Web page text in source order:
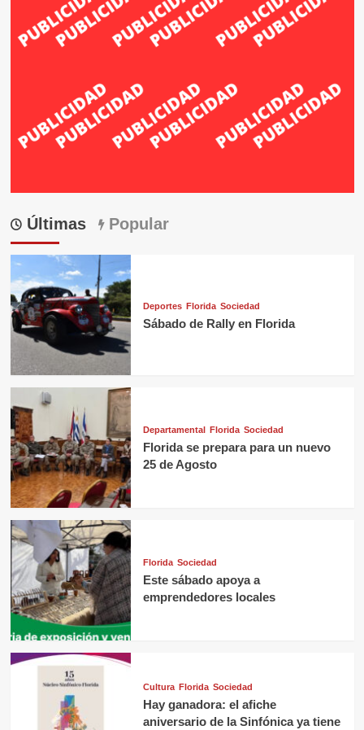
Últimas Popular
Deportes Florida Sociedad
Sábado de Rally en Florida
Departamental Florida Sociedad
Florida se prepara para un nuevo
25 de Agosto
Florida Sociedad
Este sábado apoya a
emprendedores locales
Cultura Florida Sociedad
Hay ganadora: el afiche
aniversario de la Sinfónica ya tiene